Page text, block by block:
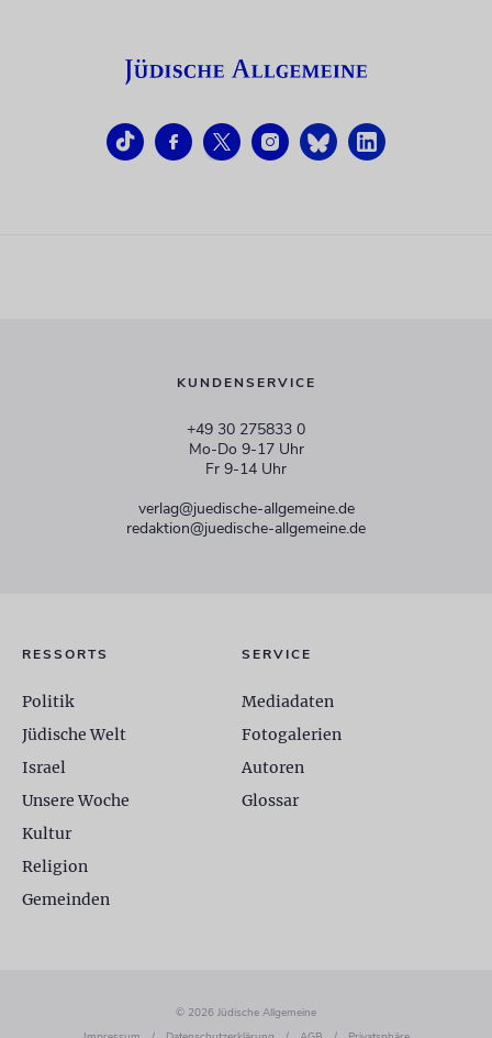
KUNDENSERVICE
+49 30 275833 0
Mo-Do 9-17 Uhr
Fr 9-14 Uhr
verlag@juedische-allgemeine.de
redaktion@juedische-allgemeine.de
RESSORTS
Politik
Jüdische Welt
Israel
Unsere Woche
Kultur
Religion
Gemeinden
SERVICE
Mediadaten
Fotogalerien
Autoren
Glossar
© 2026 Jüdische Allgemeine